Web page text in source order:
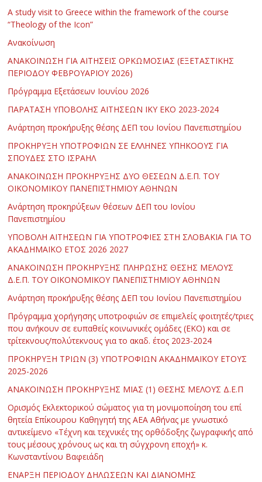
Α study visit to Greece within the framework of the course
“Theology of the Icon”
Ανακοίνωση
ΑΝΑΚΟΙΝΩΣΗ ΓΙΑ ΑΙΤΗΣΕΙΣ ΟΡΚΩΜΟΣΙΑΣ (ΕΞΕΤΑΣΤΙΚΗΣ
ΠΕΡΙΟΔΟΥ ΦΕΒΡΟΥΑΡΙΟΥ 2026)
Πρόγραμμα Εξετάσεων Ιουνίου 2026
ΠΑΡΑΤΑΣΗ ΥΠΟΒΟΛΗΣ ΑΙΤΗΣΕΩΝ ΙΚΥ ΕΚΟ 2023-2024
Ανάρτηση προκήρυξης θέσης ΔΕΠ του Ιονίου Πανεπιστημίου
ΠΡΟΚΗΡΥΞΗ ΥΠΟΤΡΟΦΙΩΝ ΣΕ ΕΛΛΗΝΕΣ ΥΠΗΚΟΟΥΣ ΓΙΑ
ΣΠΟΥΔΕΣ ΣΤΟ ΙΣΡΑΗΛ
ΑΝΑΚΟΙΝΩΣΗ ΠΡΟΚΗΡΥΞΗΣ ΔΥΟ ΘΕΣΕΩΝ Δ.Ε.Π. ΤΟΥ
ΟΙΚΟΝΟΜΙΚΟΥ ΠΑΝΕΠΙΣΤΗΜΙΟΥ ΑΘΗΝΩΝ
Ανάρτηση προκηρύξεων θέσεων ΔΕΠ του Ιονίου
Πανεπιστημίου
ΥΠΟΒΟΛΗ ΑΙΤΗΣΕΩΝ ΓΙΑ ΥΠΟΤΡΟΦΙΕΣ ΣΤΗ ΣΛΟΒΑΚΙΑ ΓΙΑ ΤΟ
ΑΚΑΔΗΜΑΪΚΟ ΕΤΟΣ 2026 2027
ΑΝΑΚΟΙΝΩΣΗ ΠΡΟΚΗΡΥΞΗΣ ΠΛΗΡΩΣΗΣ ΘΕΣΗΣ ΜΕΛΟΥΣ
Δ.Ε.Π. ΤΟΥ ΟΙΚΟΝΟΜΙΚΟΥ ΠΑΝΕΠΙΣΤΗΜΙΟΥ ΑΘΗΝΩΝ
Ανάρτηση προκήρυξης θέσης ΔΕΠ του Ιονίου Πανεπιστημίου
Πρόγραμμα χορήγησης υποτροφιών σε επιμελείς φοιτητές/τριες
που ανήκουν σε ευπαθείς κοινωνικές ομάδες (ΕΚΟ) και σε
τρίτεκνους/πολύτεκνους για το ακαδ. έτος 2023-2024
ΠΡΟΚΗΡΥΞΗ ΤΡΙΩΝ (3) ΥΠΟΤΡΟΦΙΩΝ ΑΚΑΔΗΜΑΪΚΟΥ ΕΤΟΥΣ
2025-2026
ΑΝΑΚΟΙΝΩΣΗ ΠΡΟΚΗΡΥΞΗΣ ΜΙΑΣ (1) ΘΕΣΗΣ ΜΕΛΟΥΣ Δ.Ε.Π
Ορισμός Εκλεκτορικού σώματος για τη μονιμοποίηση του επί
θητεία Επίκουρου Καθηγητή της ΑΕΑ Αθήνας με γνωστικό
αντικείμενο «Τέχνη και τεχνικές της ορθόδοξης ζωγραφικής από
τους μέσους χρόνους ως και τη σύγχρονη εποχή» κ.
Κωνσταντίνου Βαφειάδη
ΕΝΑΡΞΗ ΠΕΡΙΟΔΟΥ ΔΗΛΩΣΕΩΝ ΚΑΙ ΔΙΑΝΟΜΗΣ